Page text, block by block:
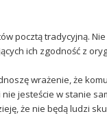
pocztą tradycyjną.
ich zgodność z
wrażenie, że
jesteście w stanie
że nie będą ludzi